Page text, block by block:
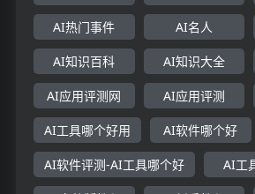
AI热门事件 AI名人
AI知识百科 AI知识大全
AI应用评测网 AI应用评测
AI工具哪个好用 AI软件哪个好
AI软件评测-AI工具哪个好 AI工